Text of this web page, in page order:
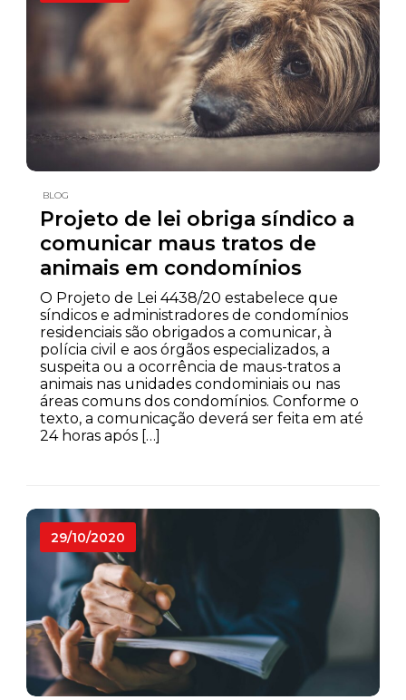
BLOG
Projeto de lei obriga síndico a
comunicar maus tratos de
animais em condomínios
O Projeto de Lei 4438/20 estabelece que
síndicos e administradores de condomínios
residenciais são obrigados a comunicar, à
polícia civil e aos órgãos especializados, a
suspeita ou a ocorrência de maus-tratos a
animais nas unidades condominiais ou nas
áreas comuns dos condomínios. Conforme o
texto, a comunicação deverá ser feita em até
24 horas após […]
29/10/2020